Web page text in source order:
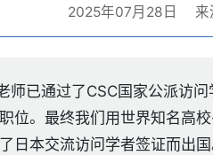
2025年07月28日 来
师已通过了CSC国家公派访
位。最终我们用世界知名高
日本交流访问学者签证而出国